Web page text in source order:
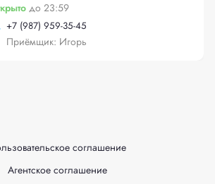
до 23:59
+7 (987) 959-35-45
Приёмщик: Игорь
соглашение
Агентское соглашение